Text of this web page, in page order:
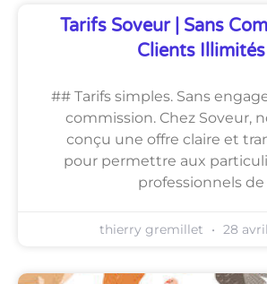
Tarifs Soveur | Sans
Clients Illimités
## Tarifs simples. Sans
commission. Chez Soveur,
conçu une offre claire et
pour permettre aux
professionnels de
thierry gremillet 28